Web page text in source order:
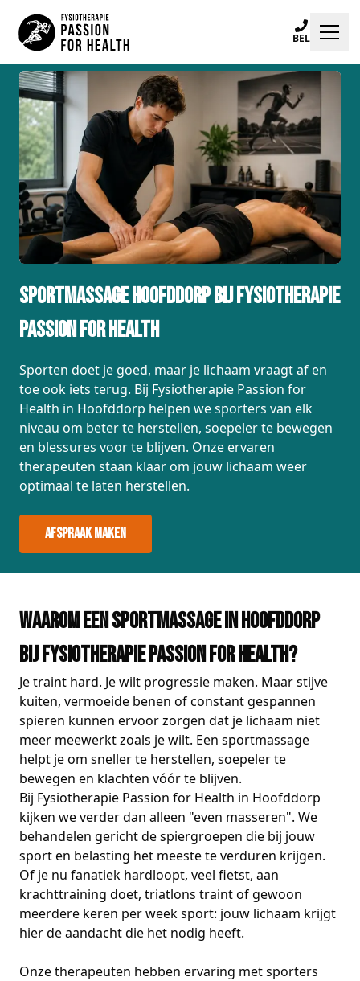
BEL
Klachten
Specialisaties
Trainingen
Locaties
Praktijkinfo
Blogs
Afspraak maken
Sportmassage Hoofddorp bij Fysiotherapie
Passion for Health
Sporten doet je goed, maar je lichaam vraagt af en
toe ook iets terug. Bij Fysiotherapie Passion for
Health in Hoofddorp helpen we sporters van elk
niveau om beter te herstellen, soepeler te bewegen
en blessures voor te blijven. Onze ervaren
therapeuten staan klaar om jouw lichaam weer
optimaal te laten herstellen.
Afspraak maken
Waarom een sportmassage in Hoofddorp
bij Fysiotherapie Passion for Health?
Je traint hard. Je wilt progressie maken. Maar stijve
kuiten, vermoeide benen of constant gespannen
spieren kunnen ervoor zorgen dat je lichaam niet
meer meewerkt zoals je wilt. Een sportmassage
helpt je om sneller te herstellen, soepeler te
bewegen en klachten vóór te blijven.
Bij Fysiotherapie Passion for Health in Hoofddorp
kijken we verder dan alleen "even masseren". We
behandelen gericht de spiergroepen die bij jouw
sport en belasting het meeste te verduren krijgen.
Of je nu fanatiek hardloopt, veel fietst, aan
krachttraining doet, triatlons traint of gewoon
meerdere keren per week sport: jouw lichaam krijgt
hier de aandacht die het nodig heeft.
Onze therapeuten hebben ervaring met sporters